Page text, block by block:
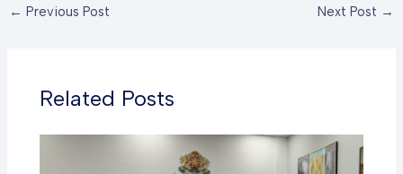
← Previous Post Next Post →
Related Posts